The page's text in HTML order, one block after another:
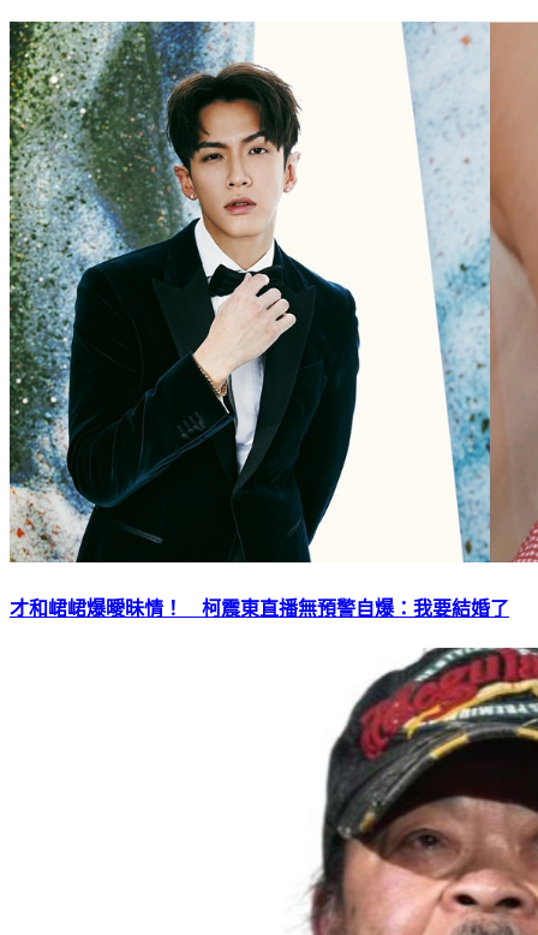
才和峮峮爆曖昧情！ 柯震東直播無預警自爆：我要結婚了